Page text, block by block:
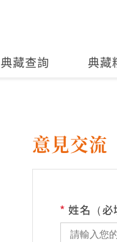
典藏查詢 典藏
意見交流
* 姓名（必